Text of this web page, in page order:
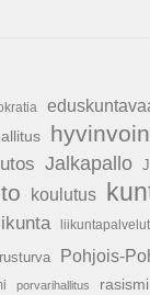
Jalkapallo
koulutus
liikuntapalvelut
Pohjois-
porvarihallitus rasismi